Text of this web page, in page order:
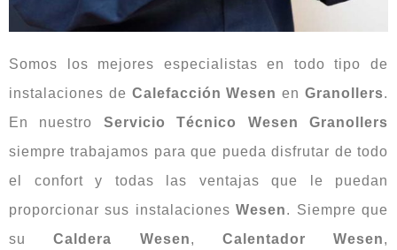
Somos los mejores especialistas en todo tipo de
instalaciones de Calefacción Wesen enGranollers.
En nuestro Servicio Técnico Wesen Granollers
siempre trabajamos para que pueda disfrutar de todo
el confort y todas las ventajas que le puedan
proporcionar sus instalacionesWesen. Siempre que
suCaldera Wesen, Calentador Wesen,